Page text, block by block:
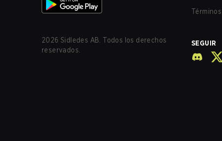
2026 Sidledes AB. Todos los derechos
reservados.
SEGUIR